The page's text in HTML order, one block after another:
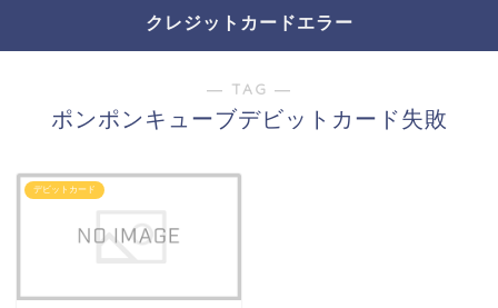
クレジットカードエラー
― TAG ―
ポンポンキューブデビットカード失敗
デビットカード